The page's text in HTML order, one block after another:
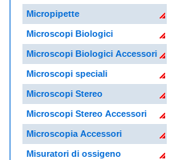
Micropipette
Microscopi Biologici
Microscopi Biologici Accessori
Microscopi speciali
Microscopi Stereo
Microscopi Stereo Accessori
Microscopia Accessori
Misuratori di ossigeno